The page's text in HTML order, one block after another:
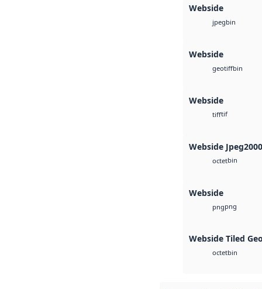
Webside
jpegbin
Webside
geotiffbin
Webside
tifftif
Webside Jpeg2000
octetbin
Webside
pngpng
Webside Tiled
octetbin